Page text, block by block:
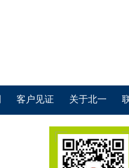
客户见证 关于北一